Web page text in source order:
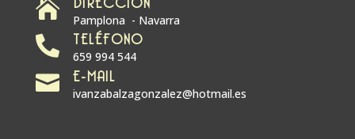
 Pamplona - Navarra
 TELÉFONO
659 994 544
 E-MAIL
ivanzabalzagonzalez@hotmail.es